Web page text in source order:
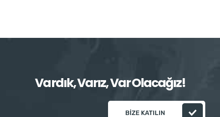
Vardık, Varız, Var Olacağız!
BIZE KATILIN